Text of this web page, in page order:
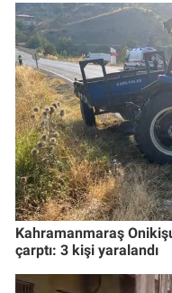
Kahramanmaraş
çarptı: 3 kişi yaralandı